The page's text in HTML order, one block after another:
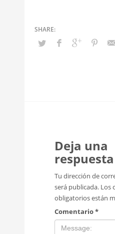
Deja una
respuesta
Tu dirección de
será publicada. Los
obligatorios están
Comentario*